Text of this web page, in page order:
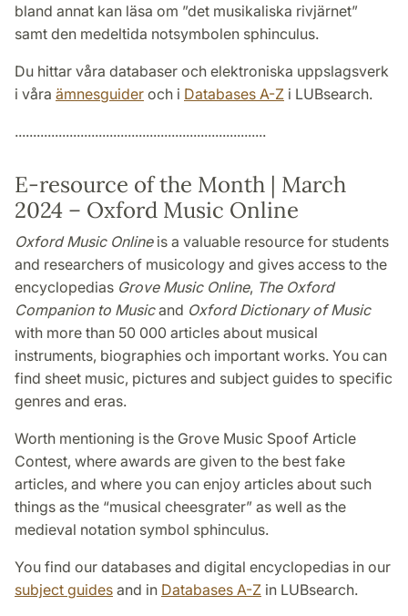
bland annat kan läsa om ”det musikaliska rivjärnet”
samt den medeltida notsymbolen sphinculus.
Du hittar våra databaser och elektroniska uppslagsverk
i våra ämnesguider och i Databases A-Z i LUBsearch.
.....................................................................
E-resource of the Month | March
2024 – Oxford Music Online
Oxford Music Onlineis a valuable resource for students
and researchers of musicology and gives access to the
encyclopedias Grove Music Online, The Oxford
Companion to Musicand Oxford Dictionary of Music
with more than 50 000 articles about musical
instruments, biographies och important works. You can
find sheet music, pictures and subject guides to specific
genres and eras.
Worth mentioning is the Grove Music Spoof Article
Contest, where awards are given to the best fake
articles, and where you can enjoy articles about such
things as the “musical cheesgrater” as well as the
medieval notation symbol sphinculus.
You find our databases and digital encyclopedias in our
subject guides and in Databases A-Z in LUBsearch.